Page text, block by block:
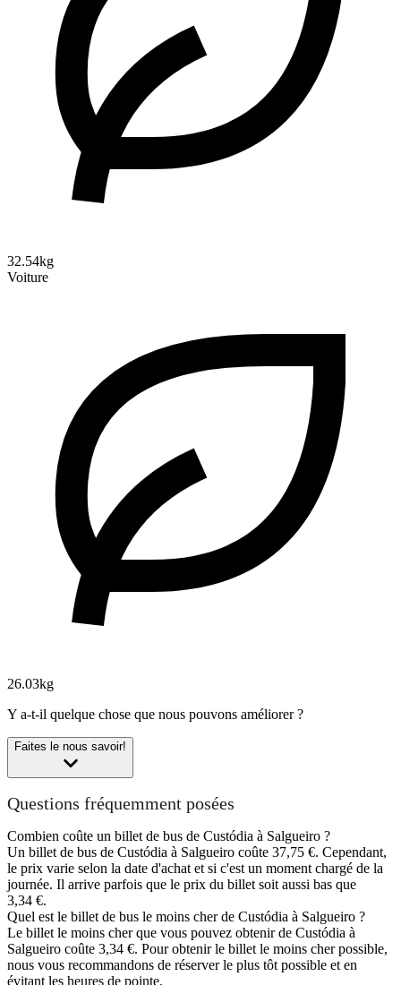
32.54kg
Voiture
26.03kg
Y a-t-il quelque chose que nous pouvons améliorer ?
Faites le nous savoir!
Questions fréquemment posées
Combien coûte un billet de bus de Custódia à Salgueiro ?
Un billet de bus de Custódia à Salgueiro coûte 37,75 €. Cependant,
le prix varie selon la date d'achat et si c'est un moment chargé de la
journée. Il arrive parfois que le prix du billet soit aussi bas que
3,34 €.
Quel est le billet de bus le moins cher de Custódia à Salgueiro ?
Le billet le moins cher que vous pouvez obtenir de Custódia à
Salgueiro coûte 3,34 €. Pour obtenir le billet le moins cher possible,
nous vous recommandons de réserver le plus tôt possible et en
évitant les heures de pointe.